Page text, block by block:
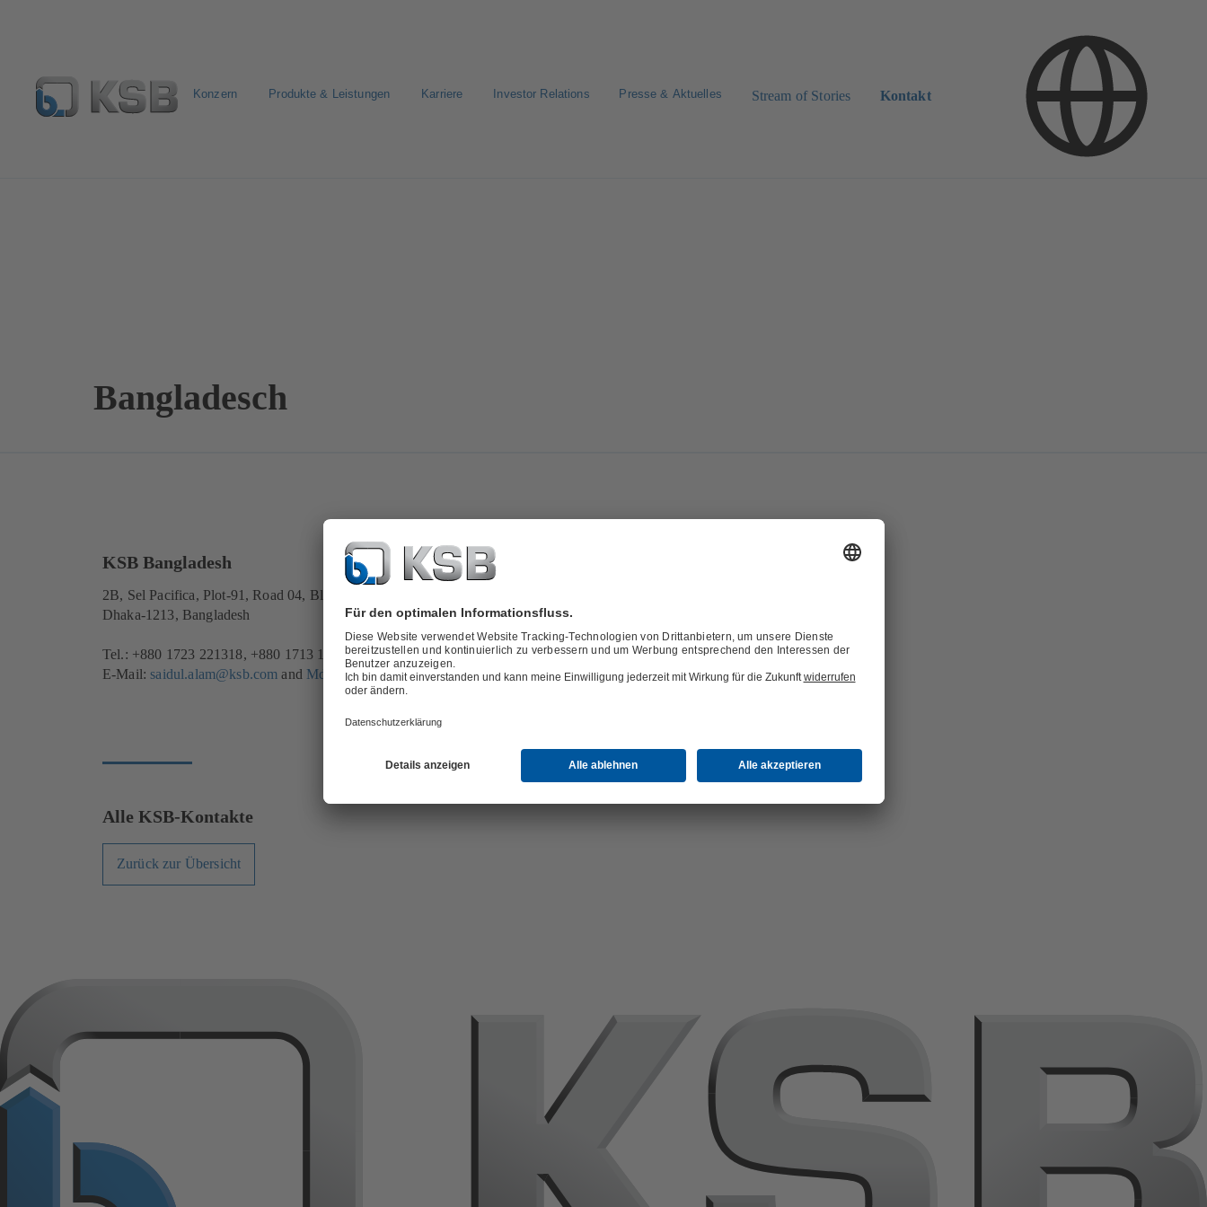
Konzern Produkte & Leistungen Karriere Investor Relations Presse & Aktuelles Stream of Stories Kontakt
Bangladesch
KSB Bangladesh
2B, Sel Pacifica, Plot-91, Road 04, Block-B, Banani,
Dhaka-1213, Bangladesh
Tel.: +880 1723 221318, +880 1713 171340
E-Mail:saidul.alam@ksb.com and Md.Asaduzzaman@ksb.com
Alle KSB-Kontakte
Zurück zur Übersicht